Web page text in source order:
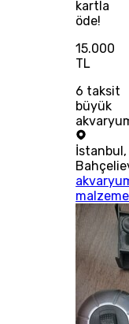
kartla
öde!
15.000
TL
6 taksit
büyük
İstanbul,